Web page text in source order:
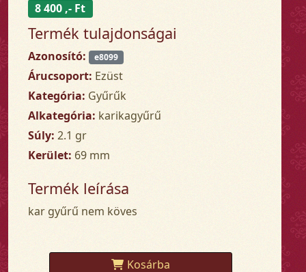
8 400 ,- Ft
Termék tulajdonságai
Azonosító: e8099
Árucsoport: Ezüst
Kategória: Gyűrűk
Alkategória: karikagyűrű
Súly: 2.1 gr
Kerület: 69 mm
Termék leírása
kar gyűrű nem köves
Kosárba